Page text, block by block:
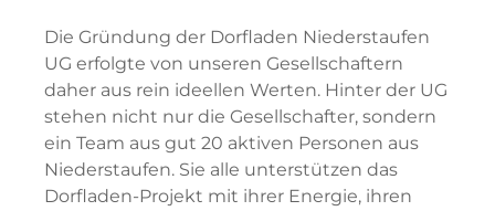
Die Gründung der Dorfladen Niederstaufen
UG erfolgte von unseren Gesellschaftern
daher aus rein ideellen Werten. Hinter der UG
stehen nicht nur die Gesellschafter, sondern
ein Team aus gut 20 aktiven Personen aus
Niederstaufen. Sie alle unterstützen das
Dorfladen-Projekt mit ihrer Energie, ihren